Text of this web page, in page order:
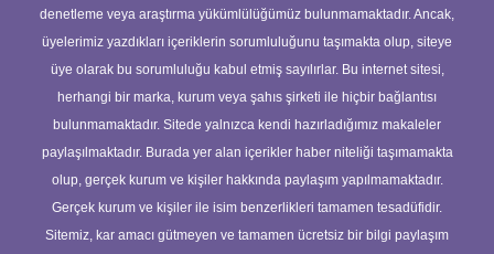
denetleme veya araştırma yükümlülüğümüz bulunmamaktadır. Ancak,
üyelerimiz yazdıkları içeriklerin sorumluluğunu taşımakta olup, siteye
üye olarak bu sorumluluğu kabul etmiş sayılırlar. Bu internet sitesi,
herhangi bir marka, kurum veya şahıs şirketi ile hiçbir bağlantısı
bulunmamaktadır. Sitede yalnızca kendi hazırladığımız makaleler
paylaşılmaktadır. Burada yer alan içerikler haber niteliği taşımamakta
olup, gerçek kurum ve kişiler hakkında paylaşım yapılmamaktadır.
Gerçek kurum ve kişiler ile isim benzerlikleri tamamen tesadüfidir.
Sitemiz, kar amacı gütmeyen ve tamamen ücretsiz bir bilgi paylaşım